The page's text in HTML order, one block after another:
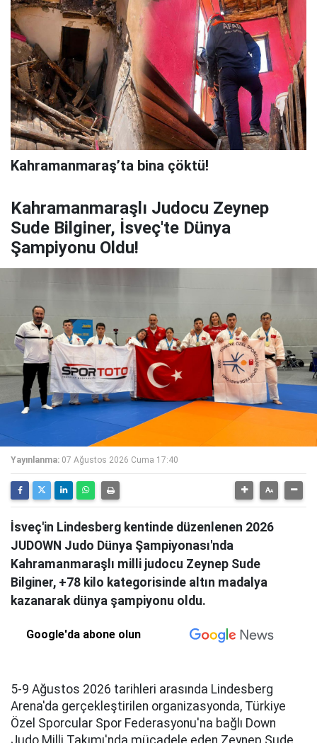
Kahramanmaraş’ta bina çöktü!
Kahramanmaraşlı Judocu Zeynep
Sude Bilginer, İsveç'te Dünya
Şampiyonu Oldu!
Yayınlanma: 07 Ağustos 2026 Cuma 17:40
İsveç'in Lindesberg kentinde düzenlenen 2026
JUDOWN Judo Dünya Şampiyonası'nda
Kahramanmaraşlı milli judocu Zeynep Sude
Bilginer, +78 kilo kategorisinde altın madalya
kazanarak dünya şampiyonu oldu.
Google'da abone olun
5-9 Ağustos 2026 tarihleri arasında Lindesberg
Arena'da gerçekleştirilen organizasyonda, Türkiye
Özel Sporcular Spor Federasyonu'na bağlı Down